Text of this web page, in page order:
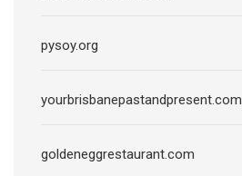
pysoy.org
yourbrisbanepastandpresent.com
goldeneggrestaurant.com